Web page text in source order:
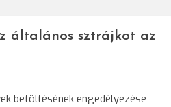
általános sztrájkot az
betöltésének engedélyezése